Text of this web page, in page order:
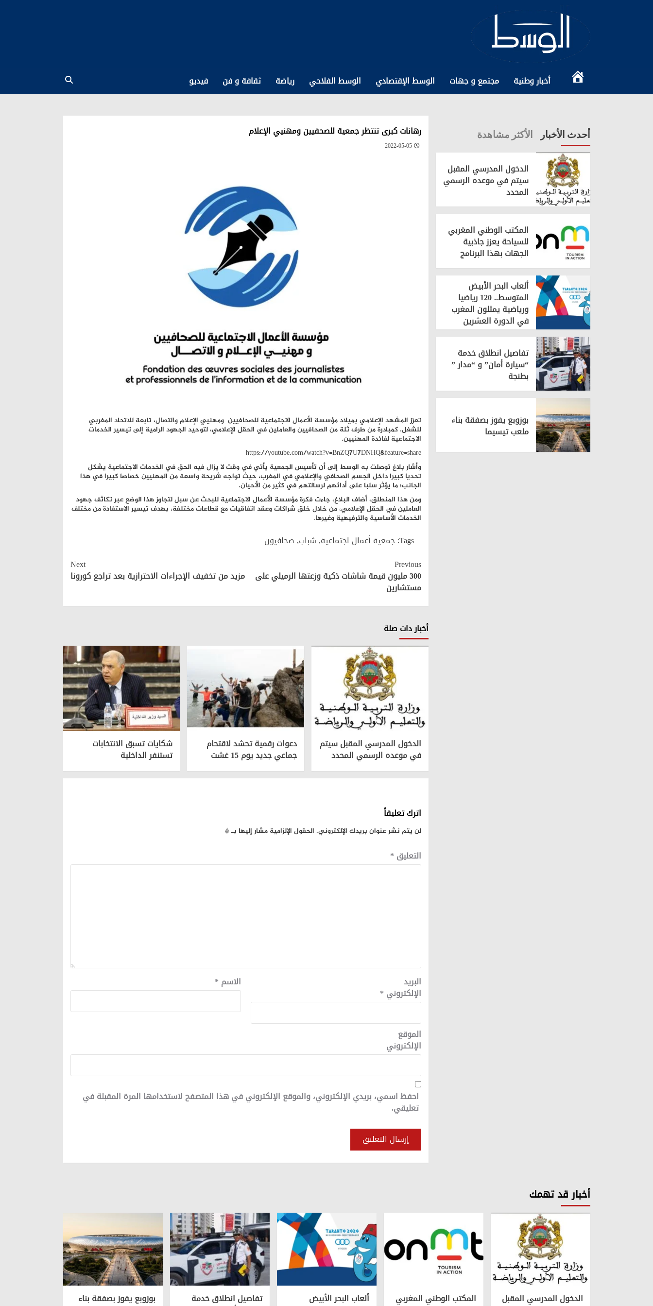
الرئيسية
أخبار وطنية مجتمع و جهات الوسط الإقتصادي الوسط الفلاحي رياضة ثقافة و فن فيديو
رهانات كبرى تنتظر جمعية للصحفيين ومهنيي الإعلام
2022-05-05
تعزز المشهد الإعلامي بميلاد مؤسسة الأعمال الاجتماعية للصحافيين ومهنيي الإعلام والتصال، تابعة للاتحاد المغربي
للشغل. كمبادرة من طرف ثلة من الصحافيين والعاملين في الحقل الإعلامي، لتوحيد الجهود الرامية إلى تيسير الخدمات
الاجتماعية لفائدة المهنيين.
https://youtube.com/watch?v=BnZQ7U7DNHQ&feature=share
وأشار بلاغ توصلت به الوسط إلى أن تأسيس الجمعية يأتي في وقت لا يزال فيه الحق في الخدمات الاجتماعية يشكل
تحديا كبيرا داخل الجسم الصحافي والإعلامي في المغرب، حيث تواجه شريحة واسعة من المهنيين خصاصا كبيرا في هذا
الجانب؛ ما يؤثر سلبا على أدائهم لرسالتهم في كثير من الأحيان.
ومن هذا المنطلق، أضاف البلاغ، جاءت فكرة مؤسسة الأعمال الاجتماعية للبحث عن سبل لتجاوز هذا الوضع عبر تكاثف جهود
العاملين في الحقل الإعلامي، من خلال خلق شراكات وعقد اتفاقيات مع قطاعات مختلفة، بهدف تيسير الاستفادة من مختلف
الخدمات الأساسية والترفيهية وغيرها.
Tags: جمعية أعمال اجتماعية,شباب,صحافيون
Continue
Reading
Previous
300 مليون قيمة شاشات ذكية وزعتها الرميلي على
مستشارين
Next
مزيد من تخفيف الإجراءات الاحترازية بعد تراجع كورونا
أخبار دات صلة
الدخول المدرسي المقبل سیتم
في موعده الرسمي المحدد
دعوات رقمية تحشد لاقتحام
جماعي جديد يوم 15 غشت
شكايات تسبق الانتخابات
تستنفر الداخلية
اترك تعليقاً
لن يتم نشر عنوان بريدك الإلكتروني. الحقول الإلزامية مشار إليها بـ*
التعليق *
الاسم * البريد
الإلكتروني *
الموقع
الإلكتروني
احفظ اسمي، بريدي الإلكتروني، والموقع الإلكتروني في هذا المتصفح لاستخدامها المرة المقبلة في
تعليقي.
أحدث الأخبار الأكثر مشاهدة
الدخول المدرسي المقبل
سیتم في موعده الرسمي
المحدد
المكتب الوطني المغربي
للسياحة يعزز جاذبية
الجهات بهذا البرنامج
ألعاب البحر الأبيض
المتوسط.. 120 رياضيا
ورياضية يمثلون المغرب
في الدورة العشرين
تفاصيل انطلاق خدمة
“سيارة أمان” و “مدار ”
بطنجة
بوزوبع يفوز بصفقة بناء
ملعب تيسيما
أخبار قد تهمك
الدخول المدرسي المقبل المكتب الوطني المغربي ألعاب البحر الأبيض تفاصيل انطلاق خدمة بوزوبع يفوز بصفقة بناء